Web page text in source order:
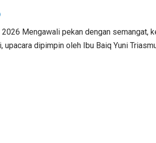
Mengawali pekan dengan semangat,
dipimpin oleh Ibu Baiq Yuni